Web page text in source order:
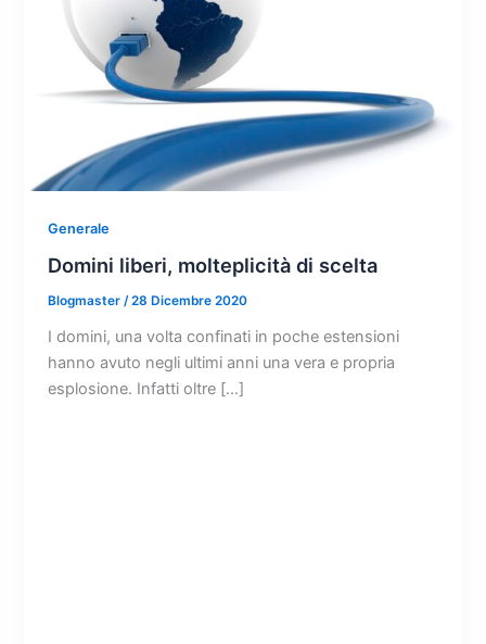
Generale
Domini liberi, molteplicità di scelta
Blogmaster/28 Dicembre 2020
I domini, una volta confinati in poche estensioni
hanno avuto negli ultimi anni una vera e propria
esplosione. Infatti oltre […]